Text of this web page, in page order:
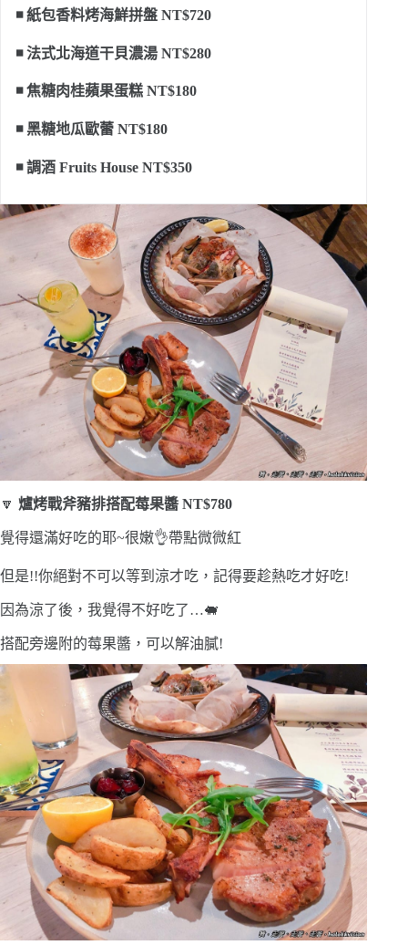
◾ 紙包香料烤海鮮拼盤 NT$720
◾ 法式北海道干貝濃湯 NT$280
◾ 焦糖肉桂蘋果蛋糕 NT$180
◾ 黑糖地瓜歐蕾 NT$180
◾ 調酒 Fruits House NT$350
🔽 爐烤戰斧豬排搭配莓果醬 NT$780
覺得還滿好吃的耶~很嫩👌帶點微微紅
但是!!你絕對不可以等到涼才吃，記得要趁熱吃才好吃!
因為涼了後，我覺得不好吃了…🐖
搭配旁邊附的莓果醬，可以解油膩!